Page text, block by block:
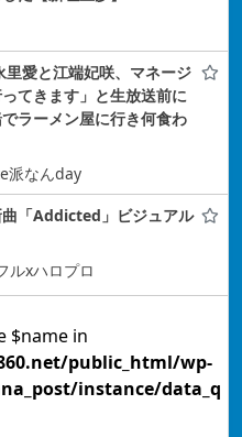
里愛と江端妃咲、マネージ
てきます」と生放送前に
ラーメン屋に行き何食わ
なんday
曲「Addicted」ビジュアル
ルxハロプロ
$name in
public_html/wp-
instance/data_q